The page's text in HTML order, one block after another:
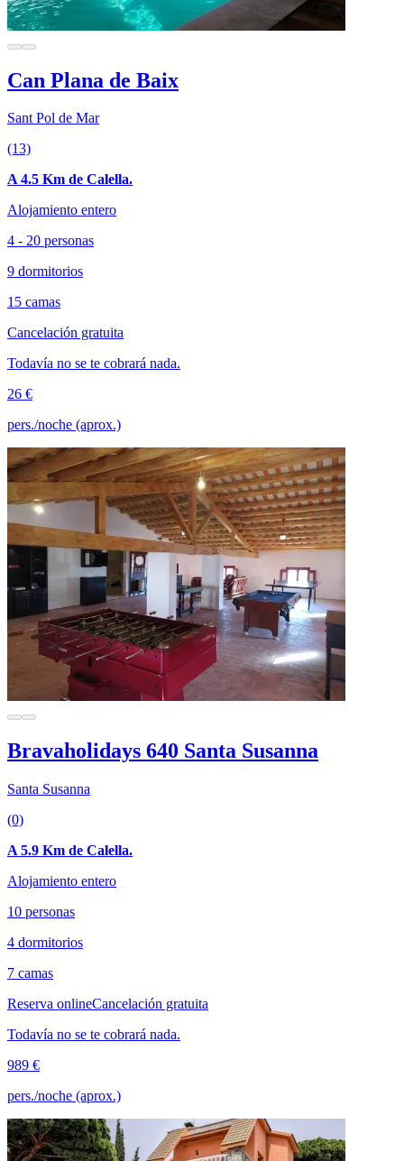
Can Plana de Baix
Sant Pol de Mar
(13)
A 4.5 Km de Calella.
Alojamiento entero
4 - 20 personas
9 dormitorios
15 camas
Cancelación gratuita
Todavía no se te cobrará nada.
26 €
pers./noche (aprox.)
Bravaholidays 640 Santa Susanna
Santa Susanna
(0)
A 5.9 Km de Calella.
Alojamiento entero
10 personas
4 dormitorios
7 camas
Reserva onlineCancelación gratuita
Todavía no se te cobrará nada.
989 €
pers./noche (aprox.)